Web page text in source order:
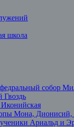
школа
собор
Гвоздь
Мона,
Ариальд и